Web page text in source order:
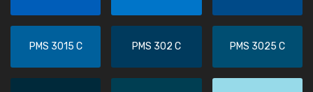
PMS 3015 C PMS 302 C PMS 3025 C